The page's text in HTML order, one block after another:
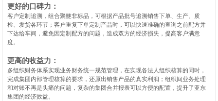
更好的口碑力：
客户定制追溯，组合聚醚非标品，可根据产品批号追溯销售下单、生产、质
检、发货各环节；客户重复下单定制产品时，可以快速准确的查询之前配方并
下达给车间，避免因定制配方的问题，造成双方的经济损失，提高客户满意
度。
更高的收益力：
多组织财务体系实现业务财务统一规范管理，在实现各法人组织核算的同时，
完成集团内部管理核算的要求，还原出销售产品的真实利润；组织间业务处理
和对账不再是头痛的问题，复杂的集团合并报表可以方便的配置，提升了亚东
集团的经济效益。